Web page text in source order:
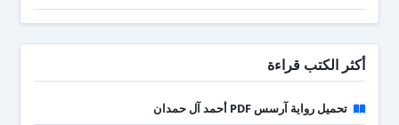
أكثر الكتب قراءة
تحميل رواية آرسس PDF أحمد آل حمدان